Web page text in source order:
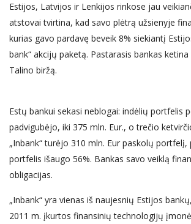
Estijos, Latvijos ir Lenkijos rinkose jau
atstovai tvirtina, kad savo plėtrą užsienyje
kurias gavo pardavę beveik 8% siekiantį
bank“ akcijų paketą. Pastarasis bankas
Talino biržą.
Estų bankui sekasi neblogai: indėlių portfelis
padvigubėjo, iki 375 mln. Eur., o trečio
„Inbank“ turėjo 310 mln. Eur paskolų
portfelis išaugo 56%. Bankas savo veiklą
obligacijas.
„Inbank“ yra vienas iš naujesnių Estijos
2011 m. įkurtos finansinių technologijų